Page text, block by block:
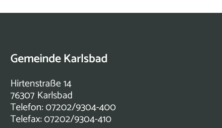
Gemeinde Karlsbad
Hirtenstraße 14
76307 Karlsbad
Telefon: 07202/9304-400
Telefax: 07202/9304-410